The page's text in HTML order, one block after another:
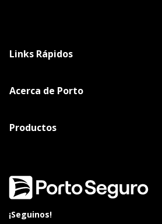
Links Rápidos
Acerca de Porto
Productos
¡Seguinos!